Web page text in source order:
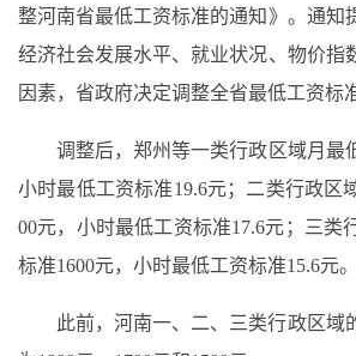
整河南省最低工资标准的通知》。通知
经济社会发展水平、就业状况、物价指
因素，省政府决定调整全省最低工资标
调整后，郑州等一类行政区域月最
小时最低工资标准19.6元；二类行政区
00元，小时最低工资标准17.6元；三类
标准1600元，小时最低工资标准15.6元。
此前，河南一、二、三类行政区域